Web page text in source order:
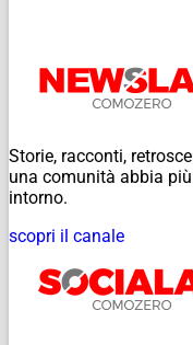
Storie, racconti,
una comunità abbia
intorno.
scopri il canale